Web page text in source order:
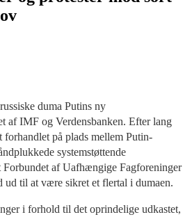
duma Putins ny
af IMF og Verdensbanken. Efter lang
forhandlet på plads mellem Putin-
systemstøttende
af Uafhængige Fagforeninger
ud til at være sikret et flertal i dumaen.
i forhold til det oprindelige udkastet,